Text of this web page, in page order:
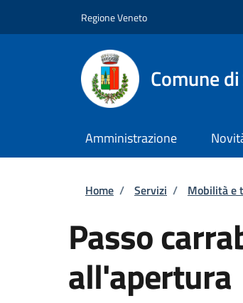
Regione Veneto
Comune
Amministrazione
Briciole di
Home / Servizi / Mobilità e
Passo
all'apertura